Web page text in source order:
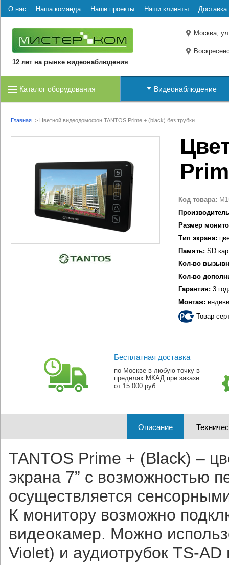
О нас Наша команда Наши проекты Наши клиенты Доставка
12 лет на рынке видеонаблюдения
Москва,
Каталог оборудования Видеонаблюдение
Главная > Цветной видеодомофон TANTOS Prime + (black) без трубки
Код товара:
Размер
Тип экрана:
Память: SD
Кол-во
Кол-во
Гарантия: 3
Монтаж:
Товар
Бесплатная доставка
по Москве в любую точку в
пределах МКАД при заказе
от 15 000 руб.
Описание
TANTOS Prime + (Black) –
экрана 7” с возможностью
осуществляется
К монитору возможно
видеокамер. Можно
Violet) и аудиотрубок TS-